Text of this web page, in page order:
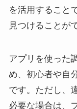
を活用すること
見つけることが
アプリを使った
め、初心者や自
です。ただし、
必要な場合は、